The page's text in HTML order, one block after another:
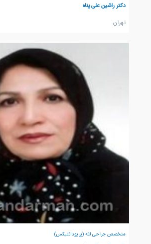
دکتر راشین علی پناه
تهران
متخصص جراحی لثه (پریودانتیکس)